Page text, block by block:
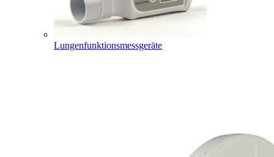
Lungenfunktionsmessgeräte